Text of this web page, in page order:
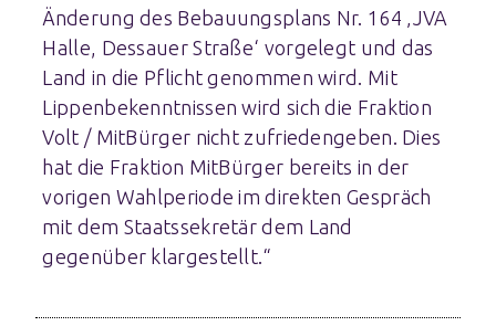
Änderung des Bebauungsplans Nr. 164 ‚JVA
Halle, Dessauer Straße‘ vorgelegt und das
Land in die Pflicht genommen wird. Mit
Lippenbekenntnissen wird sich die Fraktion
Volt / MitBürger nicht zufriedengeben. Dies
hat die Fraktion MitBürger bereits in der
vorigen Wahlperiode im direkten Gespräch
mit dem Staatssekretär dem Land
gegenüber klargestellt.“